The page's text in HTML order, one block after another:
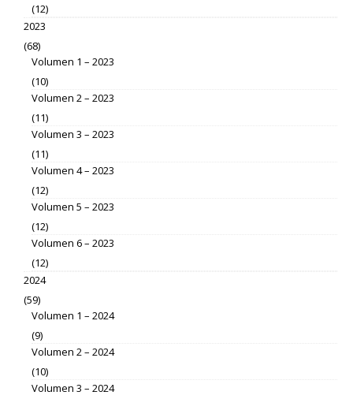
(12)
2023
(68)
Volumen 1 – 2023
(10)
Volumen 2 – 2023
(11)
Volumen 3 – 2023
(11)
Volumen 4 – 2023
(12)
Volumen 5 – 2023
(12)
Volumen 6 – 2023
(12)
2024
(59)
Volumen 1 – 2024
(9)
Volumen 2 – 2024
(10)
Volumen 3 – 2024